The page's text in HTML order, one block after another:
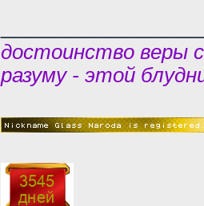
достоинство веры
разуму - этой